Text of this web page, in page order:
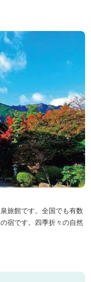
ーなど、様々な『癒し』
1,200ｍより湯口で約42℃
旅館です。全国でも有数
宿です。四季折々の自然